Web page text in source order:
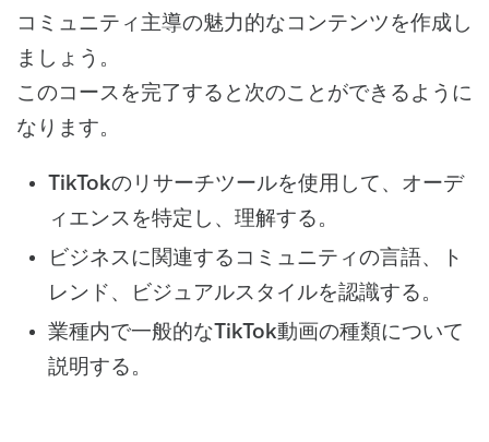
コミュニティ主導の魅力的なコンテンツを作成し
ましょう。
このコースを完了すると次のことができるように
なります。
TikTokのリサーチツールを使用して、オーデ
ィエンスを特定し、理解する。
ビジネスに関連するコミュニティの言語、ト
レンド、ビジュアルスタイルを認識する。
業種内で一般的なTikTok動画の種類について
説明する。